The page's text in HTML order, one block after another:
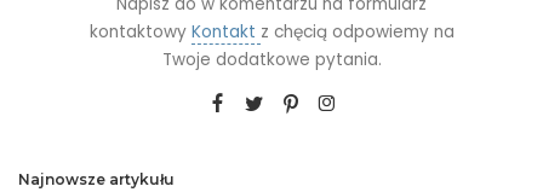
kontaktowy Kontakt z chęcią odpowiemy na
Twoje dodatkowe pytania.
Najnowsze artykułu